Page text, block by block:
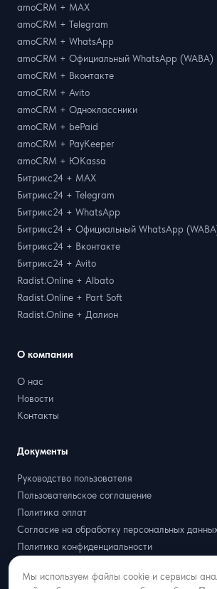
amoCRM + MAX
amoCRM + Telegram
amoCRM + WhatsApp
amoCRM + Официальный WhatsApp (WABA)
amoCRM + Вконтакте
amoCRM + Avito
amoCRM + Одноклассники
amoCRM + bePaid
amoCRM + PayKeeper
amoCRM + ЮKassa
Битрикс24 + MAX
Битрикс24 + Telegram
Битрикс24 + WhatsApp
Битрикс24 + Официальный WhatsApp
Битрикс24 + Вконтакте
Битрикс24 + Avito
Radist.Online + Albato
Radist.Online + Part Soft
Radist.Online + Далион
О компании
О нас
Новости
Контакты
Документы
Руководство пользователя
Пользовательское соглашение
Политика оплат
Согласие на обработку персональных
Политика конфиденциальности
Партнёрская оферта
Мы используем файлы cookie и сервисы